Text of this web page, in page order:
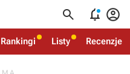
  
Rankingi Listy Recenzje